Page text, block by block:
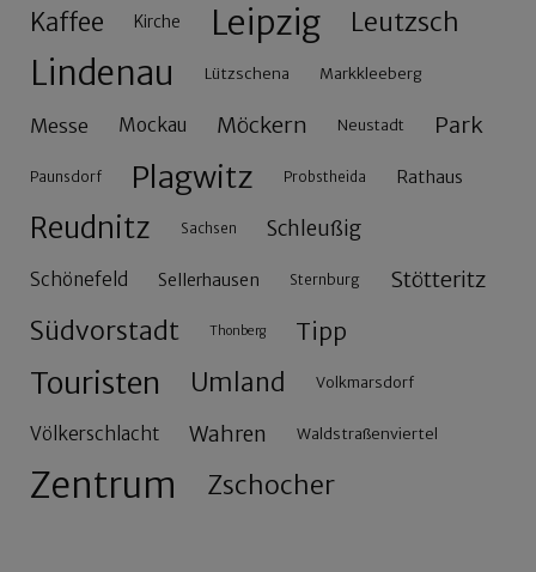
Kaffee Kirche Leipzig Leutzsch
Lindenau Lützschena Markkleeberg
Messe Mockau Möckern Neustadt Park
Paunsdorf Plagwitz Probstheida Rathaus
Reudnitz Sachsen Schleußig
Schönefeld Sellerhausen Sternburg Stötteritz
Südvorstadt Thonberg Tipp
Touristen Umland Volkmarsdorf
Völkerschlacht Wahren Waldstraßenviertel
Zentrum Zschocher